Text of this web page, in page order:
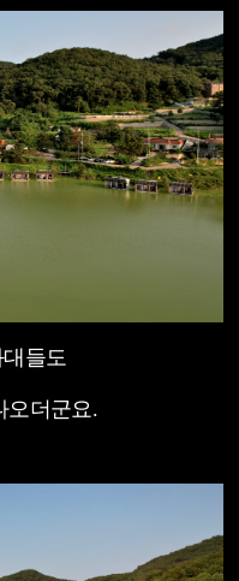
들도
오더군요.